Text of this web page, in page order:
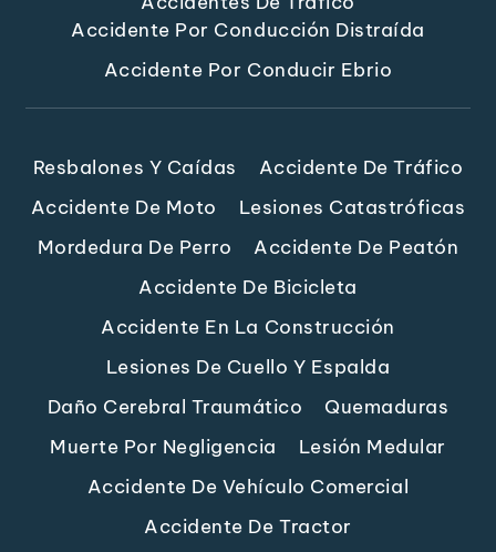
Accidente Por Conducción Distraída
Accidente Por Conducir Ebrio
Resbalones Y Caídas
Accidente De Tráfico
Accidente De Moto
Lesiones Catastróficas
Mordedura De Perro
Accidente De Peatón
Accidente De Bicicleta
Accidente En La Construcción
Lesiones De Cuello Y Espalda
Daño Cerebral Traumático
Quemaduras
Muerte Por Negligencia
Lesión Medular
Accidente De Vehículo Comercial
Accidente De Tractor